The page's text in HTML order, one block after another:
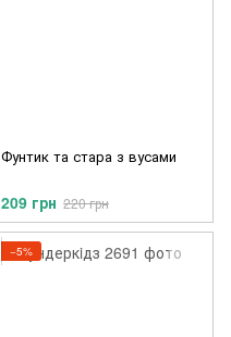
Фунтик та стара з вусами
209 грн 220 грн
−5%